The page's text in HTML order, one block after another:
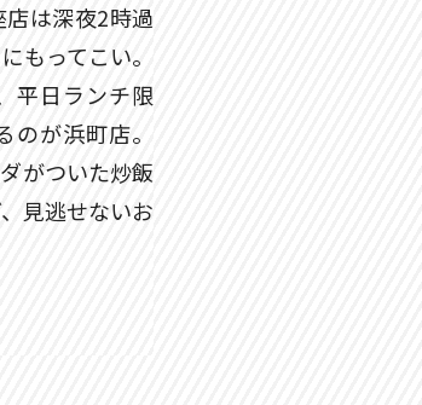
は深夜2時過
もってこい。
平日ランチ限
が浜町店。
がついた炒飯
見逃せないお